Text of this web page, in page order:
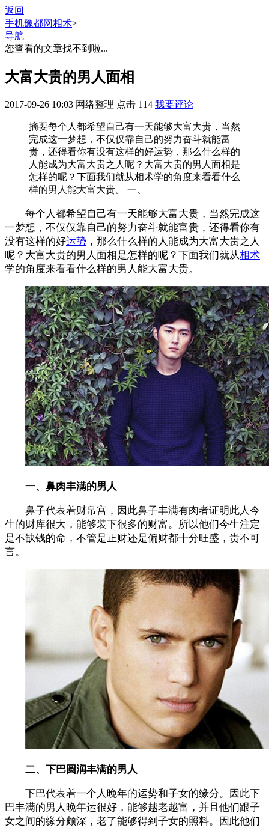
返回
手机豫都网相术>
导航
您查看的文章找不到啦...
大富大贵的男人面相
2017-09-26 10:03 网络整理 点击 114 我要评论
摘要每个人都希望自己有一天能够大富大贵，当然
完成这一梦想，不仅仅靠自己的努力奋斗就能富
贵，还得看你有没有这样的好运势，那么什么样的
人能成为大富大贵之人呢？大富大贵的男人面相是
怎样的呢？下面我们就从相术学的角度来看看什么
样的男人能大富大贵。 一、
每个人都希望自己有一天能够大富大贵，当然完成这
一梦想，不仅仅靠自己的努力奋斗就能富贵，还得看你有
没有这样的好运势 ，那么什么样的人能成为大富大贵之人
呢？大富大贵的男人面相是怎样的呢？下面我们就从相术
学的角度来看看什么样的男人能大富大贵。
一、鼻肉丰满的男人
鼻子代表着财帛宫，因此鼻子丰满有肉者证明此人今
生的财库很大，能够装下很多的财富。所以他们今生注定
是不缺钱的命，不管是正财还是偏财都十分旺盛，贵不可
言。
二、下巴圆润丰满的男人
下巴代表着一个人晚年的运势和子女的缘分。因此下
巴丰满的男人晚年运很好，能够越老越富，并且他们跟子
女之间的缘分颇深，老了能够得到子女的照料。因此他们